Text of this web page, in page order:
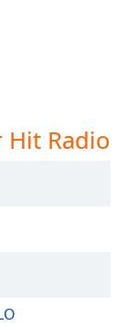
Hit Radio